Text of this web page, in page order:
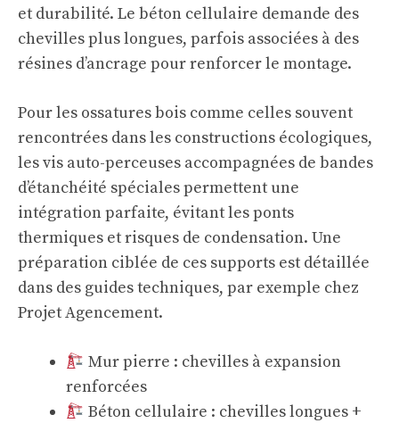
et durabilité. Le béton cellulaire demande des
chevilles plus longues, parfois associées à des
résines d’ancrage pour renforcer le montage.
Pour les ossatures bois comme celles souvent
rencontrées dans les constructions écologiques,
les vis auto-perceuses accompagnées de bandes
d’étanchéité spéciales permettent une
intégration parfaite, évitant les ponts
thermiques et risques de condensation. Une
préparation ciblée de ces supports est détaillée
dans des guides techniques, par exemple chez
Projet Agencement.
Mur pierre : chevilles à expansion
renforcées
Béton cellulaire : chevilles longues +